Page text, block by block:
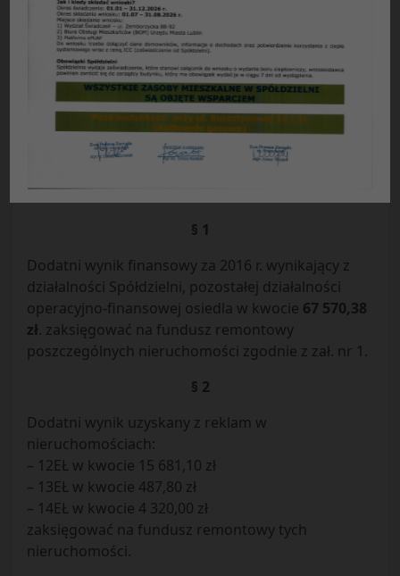
UCHWAŁA NR 11/06/2017
Rady Przedstawicieli Nieruchomości Osiedla „Łęgi”
Spółdzielni Mieszkaniowej „Czuby’ w Lublinie
z dnia 21.06.2017 r.
Działając na podstawie § 103b Statutu Spółdzielni
następuje:
§ 1
Dodatni wynik finansowy za 2016 r. wynikający z
działalności Spółdzielni, pozostałej działalności
operacyjno-finansowej osiedla w kwocie 67 570,38
zł. zaksięgować na fundusz remontowy
poszczególnych nieruchomości zgodnie z zał. nr 1.
§ 2
Dodatni wynik uzyskany z reklam w
nieruchomościach:
– 12EŁ w kwocie 15 681,10 zł
– 13EŁ w kwocie 487,80 zł
– 14EŁ w kwocie 4 320,00 zł
zaksięgować na fundusz remontowy tych
nieruchomości.